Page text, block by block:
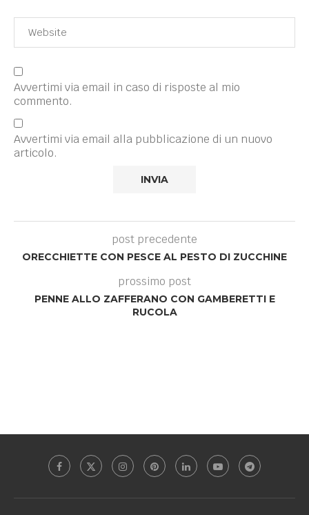
Avvertimi via email in caso di risposte al mio
commento.
Avvertimi via email alla pubblicazione di un nuovo
articolo.
post precedente
ORECCHIETTE CON PESCE AL PESTO DI ZUCCHINE
prossimo post
PENNE ALLO ZAFFERANO CON GAMBERETTI E
RUCOLA